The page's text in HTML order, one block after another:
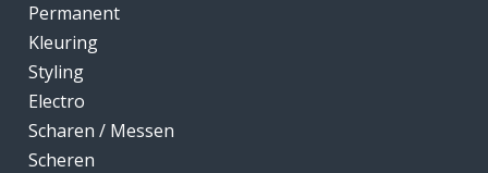
Permanent
Kleuring
Styling
Electro
Scharen / Messen
Scheren